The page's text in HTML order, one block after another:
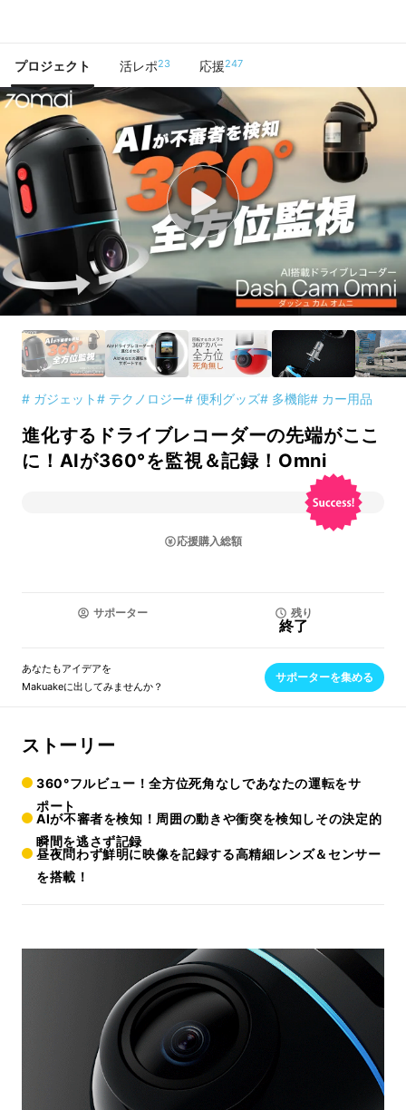
プロジェクト 活レポ23 応援247
# ガジェット# テクノロジー# 便利グッズ# 多機能# カー用品
進化するドライブレコーダーの先端がここ
に！AIが360°を監視＆記録！Omni
応援購入総額
サポーター 残り
終了
あなたもアイデアを
Makuakeに出してみませんか？
サポーターを集める
ストーリー
360°フルビュー！全方位死角なしであなたの運転をサ
ポート
AIが不審者を検知！周囲の動きや衝突を検知しその決定的
瞬間を逃さず記録
昼夜問わず鮮明に映像を記録する高精細レンズ＆センサー
を搭載！